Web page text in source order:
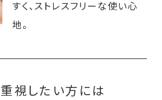
すく、ストレスフリーな使い心
地。
視したい方には